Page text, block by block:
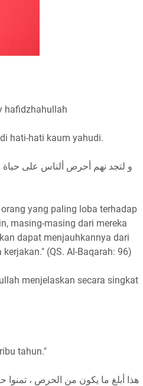
hafidzhahullah
hati-hati kaum yahudi.
و لتجد نهم أحرص ألناس على حياة
yang paling loba terhadap
masing-masing dari mereka
dapat menjauhkannya dari
(QS. Al-Baqarah: 96)
menjelaskan secara singkat
tahun."
هذا أبلغ ما يكون من الحرص ، تمنوا